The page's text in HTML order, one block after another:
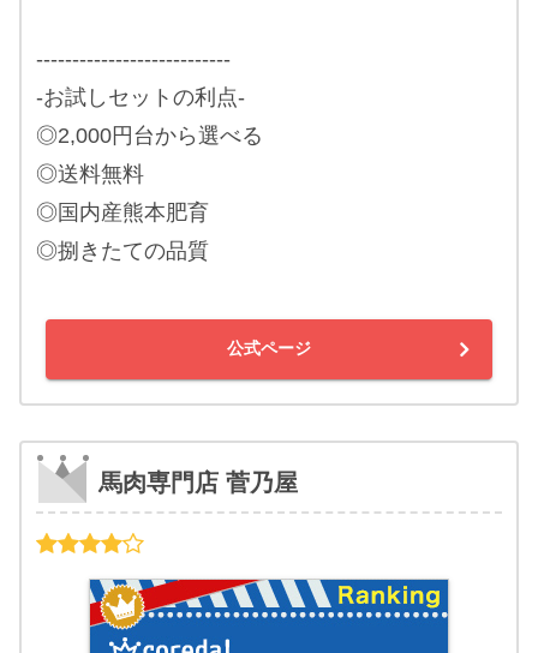
---------------------------
-お試しセットの利点-
◎2,000円台から選べる
◎送料無料
◎国内産熊本肥育
◎捌きたての品質
公式ページ
馬肉専門店 菅乃屋